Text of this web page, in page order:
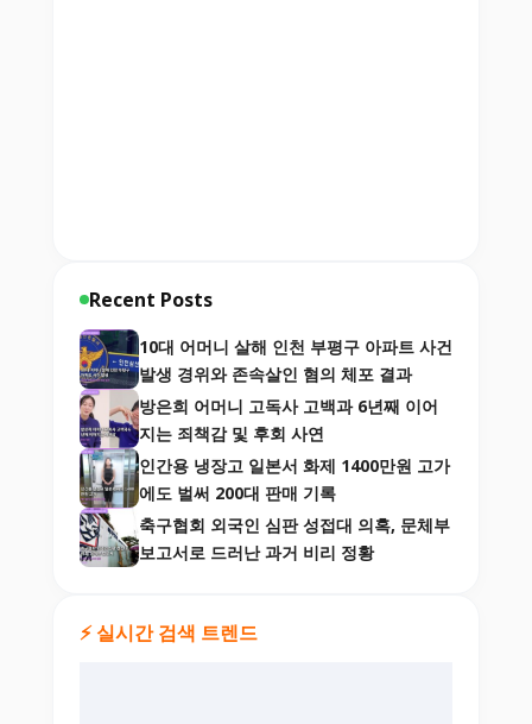
Recent Posts
10대 어머니 살해 인천 부평구 아파트 사건
발생 경위와 존속살인 혐의 체포 결과
방은희 어머니 고독사 고백과 6년째 이어
지는 죄책감 및 후회 사연
인간용 냉장고 일본서 화제 1400만원 고가
에도 벌써 200대 판매 기록
축구협회 외국인 심판 성접대 의혹, 문체부
보고서로 드러난 과거 비리 정황
⚡ 실시간 검색 트렌드